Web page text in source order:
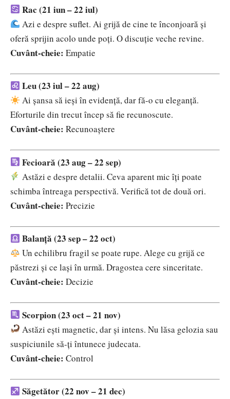
Rac (21 iun – 22 iul)
Azi e despre suflet. Ai grijă de cine te înconjoară și
oferă sprijin acolo unde poți. O discuție veche revine.
Cuvânt-cheie: Empatie
Leu (23 iul – 22 aug)
Ai șansa să ieși în evidență, dar fă-o cu eleganță.
Eforturile din trecut încep să fie recunoscute.
Cuvânt-cheie: Recunoaștere
Fecioară (23 aug – 22 sep)
Astăzi e despre detalii. Ceva aparent mic îți poate
schimba întreaga perspectivă. Verifică tot de două ori.
Cuvânt-cheie: Precizie
Balanță (23 sep – 22 oct)
Un echilibru fragil se poate rupe. Alege cu grijă ce
păstrezi și ce lași în urmă. Dragostea cere sinceritate.
Cuvânt-cheie: Decizie
Scorpion (23 oct – 21 nov)
Astăzi ești magnetic, dar și intens. Nu lăsa gelozia sau
suspiciunile să-ți întunece judecata.
Cuvânt-cheie: Control
Săgetător (22 nov – 21 dec)